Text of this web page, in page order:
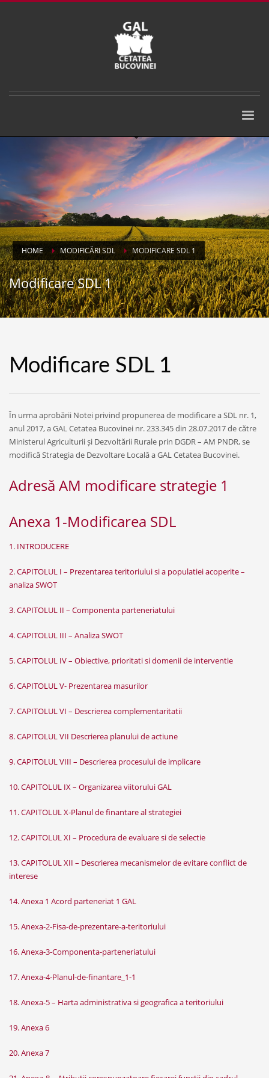
HOME MODIFICĂRI SDL MODIFICARE SDL 1
Modificare SDL 1
Modificare SDL 1
În urma aprobării Notei privind propunerea de modificare a SDL nr. 1,
anul 2017, a GAL Cetatea Bucovinei nr. 233.345 din 28.07.2017 de către
Ministerul Agriculturii și Dezvoltării Rurale prin DGDR – AM PNDR, se
modifică Strategia de Dezvoltare Locală a GAL Cetatea Bucovinei.
Adresă AM modificare strategie 1
Anexa 1-Modificarea SDL
1. INTRODUCERE
2. CAPITOLUL I – Prezentarea teritoriului si a populatiei acoperite –
analiza SWOT
3. CAPITOLUL II – Componenta parteneriatului
4. CAPITOLUL III – Analiza SWOT
5. CAPITOLUL IV – Obiective, prioritati si domenii de interventie
6. CAPITOLUL V- Prezentarea masurilor
7. CAPITOLUL VI – Descrierea complementaritatii
8. CAPITOLUL VII Descrierea planului de actiune
9. CAPITOLUL VIII – Descrierea procesului de implicare
10. CAPITOLUL IX – Organizarea viitorului GAL
11. CAPITOLUL X-Planul de finantare al strategiei
12. CAPITOLUL XI – Procedura de evaluare si de selectie
13. CAPITOLUL XII – Descrierea mecanismelor de evitare conflict de
interese
14. Anexa 1 Acord parteneriat 1 GAL
15. Anexa-2-Fisa-de-prezentare-a-teritoriului
16. Anexa-3-Componenta-parteneriatului
17. Anexa-4-Planul-de-finantare_1-1
18. Anexa-5 – Harta administrativa si geografica a teritoriului
19. Anexa 6
20. Anexa 7